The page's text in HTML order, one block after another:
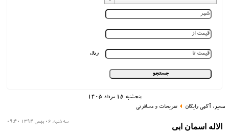
ریال
پنجشنبه 15 مرداد 1405
مسیر: آگهی رایگان تفریحات و مسافرتی
سه شنبه, 06 بهمن 1394 09:40 الاله اسمان ابی